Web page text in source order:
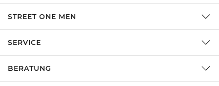
STREET ONE MEN
SERVICE
BERATUNG